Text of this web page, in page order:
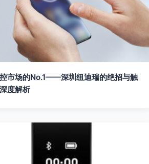
市场的No.1——深圳纽迪瑞的绝招与触
度解析